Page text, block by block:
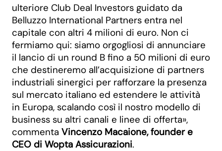
ulteriore Club Deal Investors guidato da
Belluzzo International Partners entra nel
capitale con altri 4 milioni di euro. Non ci
fermiamo qui: siamo orgogliosi di annunciare
il lancio di un round B fino a 50 milioni di euro
che destineremo all’acquisizione di partners
industriali sinergici per rafforzare la presenza
sul mercato italiano ed estendere le attività
in Europa, scalando così il nostro modello di
business su altri canali e linee di offerta»,
commenta Vincenzo Macaione, founder e
CEO di Wopta Assicurazioni.